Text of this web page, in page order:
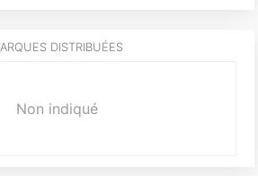
DISTRIBUÉES
Non indiqué